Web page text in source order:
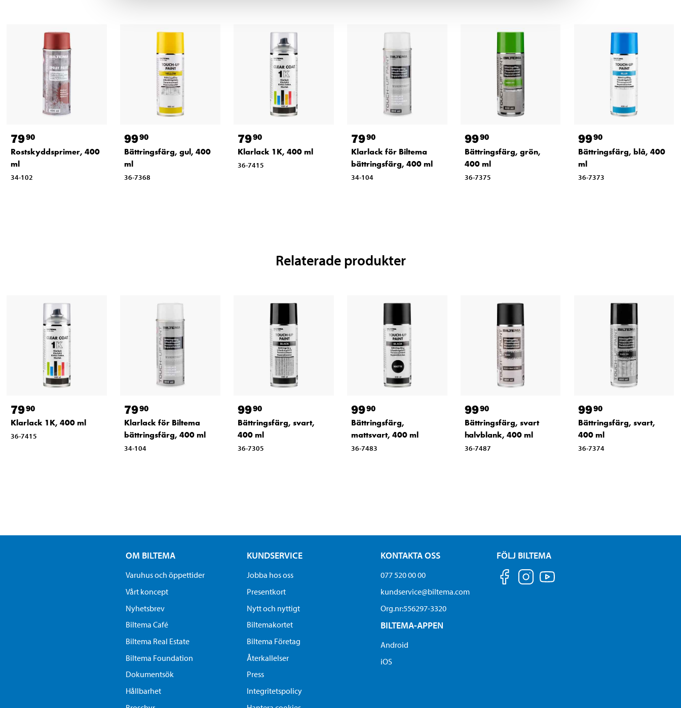
7990
Rostskyddsprimer, 400
ml
34-102
9990
Bättringsfärg, gul, 400
ml
36-7368
7990
Klarlack 1K, 400 ml
36-7415
7990
Klarlack för Biltema
bättringsfärg, 400 ml
34-104
9990
Bättringsfärg, grön,
400 ml
36-7375
9990
Bättringsfärg, blå, 400
ml
36-7373
Relaterade produkter
7990
Klarlack 1K, 400 ml
36-7415
7990
Klarlack för Biltema
bättringsfärg, 400 ml
34-104
9990
Bättringsfärg, svart,
400 ml
36-7305
9990
Bättringsfärg,
mattsvart, 400 ml
36-7483
9990
Bättringsfärg, svart
halvblank, 400 ml
36-7487
9990
Bättringsfärg, svart,
400 ml
36-7374
OM BILTEMA
Varuhus och öppettider
Vårt koncept
Nyhetsbrev
Biltema Café
Biltema Real Estate
Biltema Foundation
Dokumentsök
Hållbarhet
KUNDSERVICE
Jobba hos oss
Presentkort
Nytt och nyttigt
Biltemakortet
Biltema Företag
Återkallelser
Press
Integritetspolicy
KONTAKTA OSS
077 520 00 00
kundservice@biltema.com
Org.nr:556297-3320
BILTEMA-APPEN
Android
iOS
FÖLJ BILTEMA